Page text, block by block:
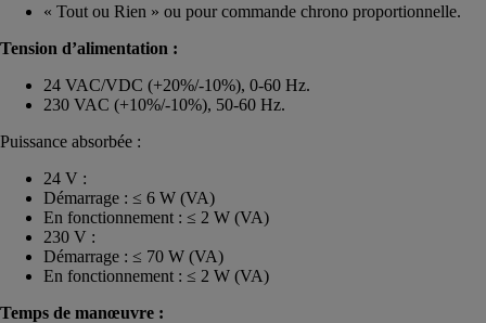
« Tout ou Rien » ou pour commande chrono proportionnelle.
Tension d’alimentation :
24 VAC/VDC (+20%/-10%), 0-60 Hz.
230 VAC (+10%/-10%), 50-60 Hz.
Puissance absorbée :
24 V :
Démarrage : ≤ 6 W (VA)
En fonctionnement : ≤ 2 W (VA)
230 V :
Démarrage : ≤ 70 W (VA)
En fonctionnement : ≤ 2 W (VA)
Temps de manœuvre :